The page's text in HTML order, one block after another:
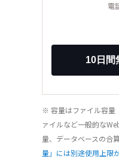
電
※ 容量はファイル容量
ァイルなど一般的な
量、データベースの合算
量」には別途使用上限